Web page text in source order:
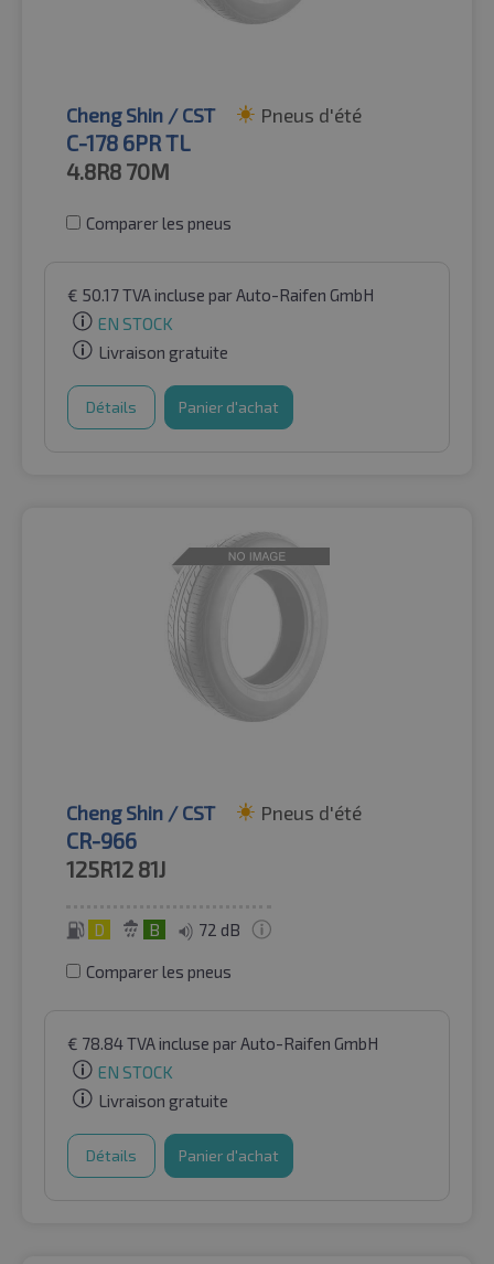
Cheng Shin / CST Pneus d'été
C-178 6PR TL
4.8R8 70M
Comparer les pneus
€ 50.17TVA incluse par Auto-Raifen GmbH
EN STOCK
Livraison gratuite
Détails Panier d'achat
Cheng Shin / CST Pneus d'été
CR-966
125R12 81J
D B 72 dB
Comparer les pneus
€ 78.84TVA incluse par Auto-Raifen GmbH
EN STOCK
Livraison gratuite
Détails Panier d'achat